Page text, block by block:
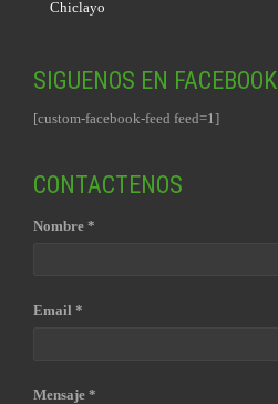
Chiclayo
SIGUENOS EN FACEBOOK
[custom-facebook-feed feed=1]
CONTACTENOS
Nombre *
Email *
Mensaje *